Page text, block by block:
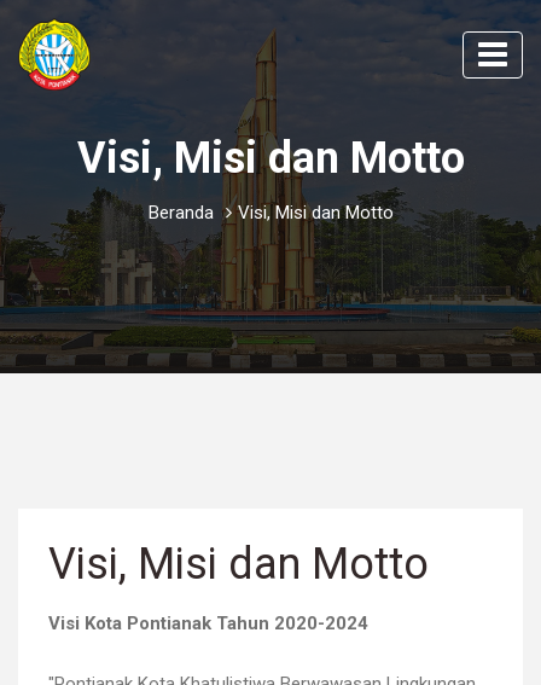
Visi, Misi dan Motto
Beranda Visi, Misi dan Motto
Visi, Misi dan Motto
Visi Kota Pontianak Tahun 2020-2024